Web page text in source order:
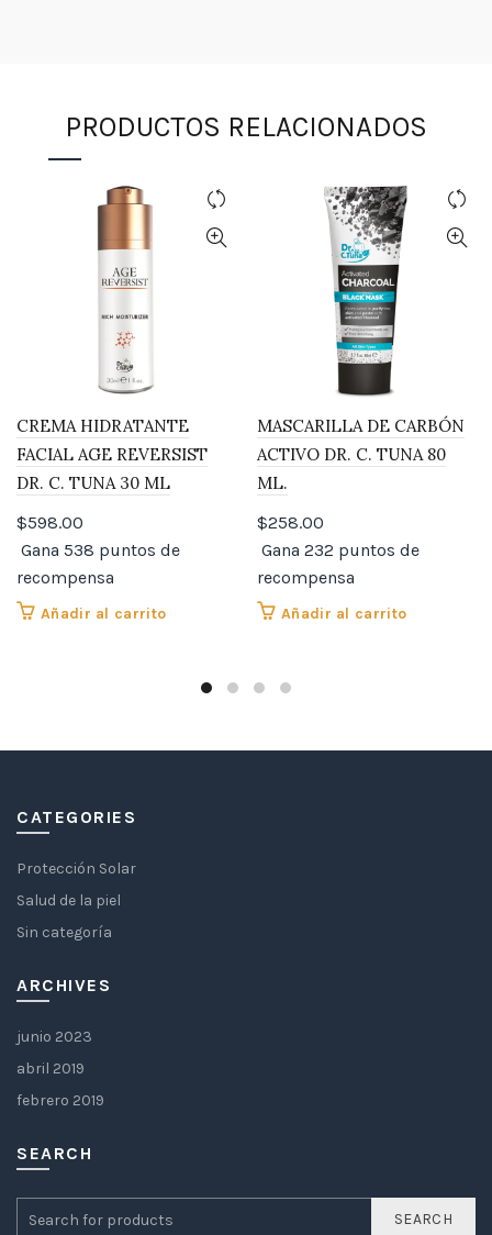
PRODUCTOS RELACIONADOS
CREMA HIDRATANTE
FACIAL AGE REVERSIST
DR. C. TUNA 30 ML
$598.00
Gana 538 puntos de
recompensa
Añadir al carrito
MASCARILLA DE CARBÓN
ACTIVO DR. C. TUNA 80
ML.
$258.00
Gana 232 puntos de
recompensa
Añadir al carrito
CATEGORIES
Protección Solar
Salud de la piel
Sin categoría
ARCHIVES
junio 2023
abril 2019
febrero 2019
SEARCH
SEARCH